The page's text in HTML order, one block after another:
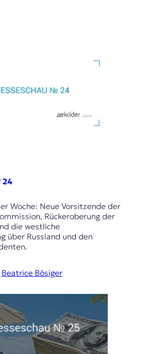
24
Woche: Neue Vorsitzende der
Rückeroberung der
die westliche
über Russland und den
Beatrice Bösiger